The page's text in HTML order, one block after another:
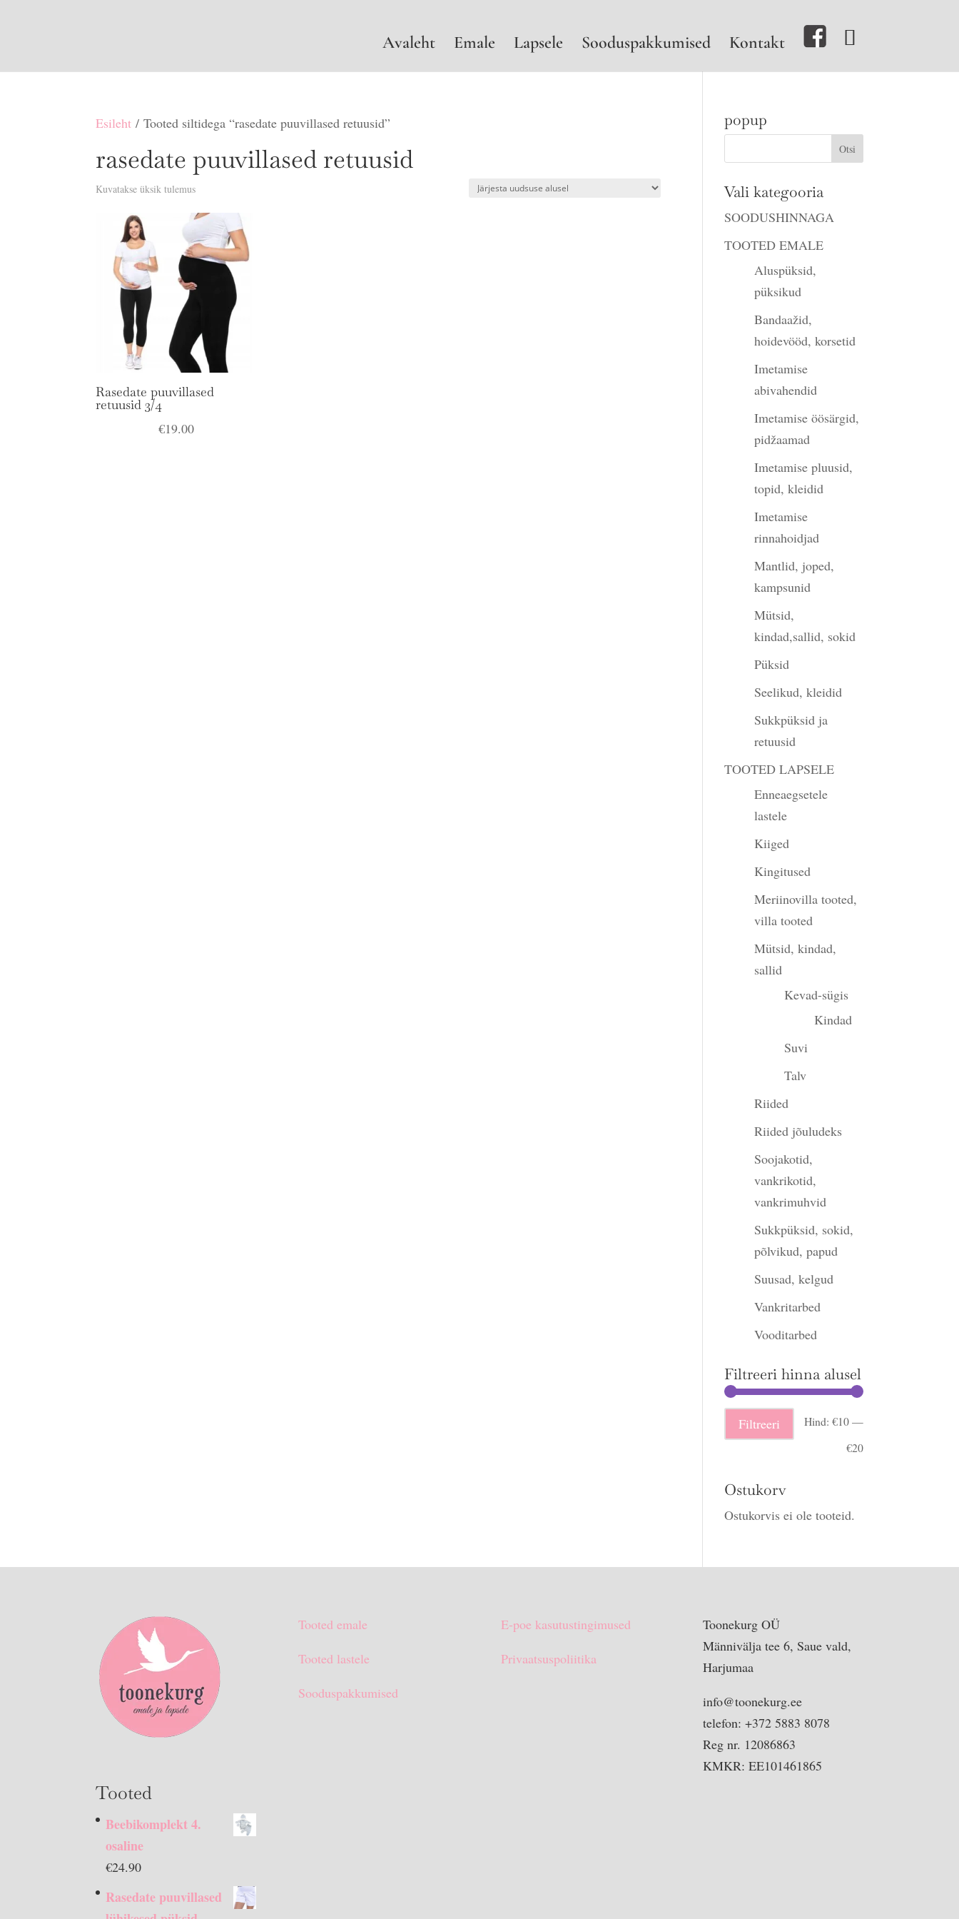
Avaleht Emale Lapsele Sooduspakkumised Kontakt
Esileht / Tooted siltidega “rasedate puuvillased retuusid”
rasedate puuvillased retuusid
Kuvatakse üksik tulemus
Rasedate puuvillased
retuusid 3/4
€19.00
popup
Vali kategooria
SOODUSHINNAGA
TOOTED EMALE
Aluspüksid,
püksikud
Bandaažid,
hoidevööd, korsetid
Imetamise
abivahendid
Imetamise öösärgid,
pidžaamad
Imetamise pluusid,
topid, kleidid
Imetamise
rinnahoidjad
Mantlid, joped,
kampsunid
Mütsid,
kindad,sallid, sokid
Püksid
Seelikud, kleidid
Sukkpüksid ja
retuusid
TOOTED LAPSELE
Enneaegsetele
lastele
Kiiged
Kingitused
Meriinovilla tooted,
villa tooted
Mütsid, kindad,
sallid
Kevad-sügis
Kindad
Suvi
Talv
Riided
Riided jõuludeks
Soojakotid,
vankrikotid,
vankrimuhvid
Sukkpüksid, sokid,
põlvikud, papud
Suusad, kelgud
Vankritarbed
Vooditarbed
Filtreeri hinna alusel
Minimaalne
hind
Maksimaalne
hind
Filtreeri Hind: €10—
€20
Ostukorv
Ostukorvis ei ole tooteid.
Tooted
Beebikomplekt 4.
osaline
€24.90
Rasedate puuvillased
Tooted emale
Tooted lastele
Sooduspakkumised
E-poe kasutustingimused
Privaatsuspoliitika
Toonekurg OÜ
Männivälja tee 6, Saue vald,
Harjumaa
info@toonekurg.ee
telefon: +372 5883 8078
Reg nr. 12086863
KMKR: EE101461865